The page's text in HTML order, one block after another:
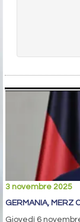
3 novembre 2025
GERMANIA, MERZ
Giovedì 6